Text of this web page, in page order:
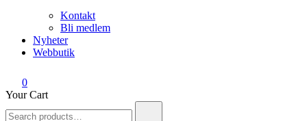
Kontakt
Bli medlem
Nyheter
Webbutik
0
Your Cart
for: